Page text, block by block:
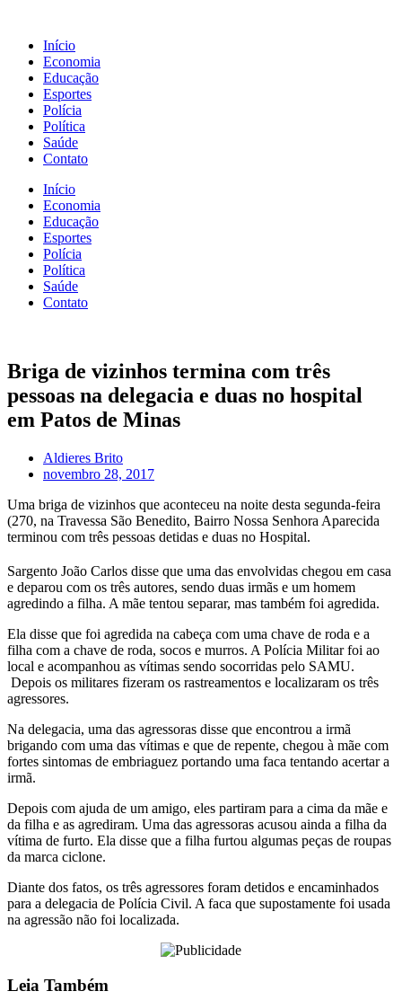
Início
Economia
Educação
Esportes
Polícia
Política
Saúde
Contato
Início
Economia
Educação
Esportes
Polícia
Política
Saúde
Contato
Briga de vizinhos termina com três
pessoas na delegacia e duas no hospital
em Patos de Minas
Aldieres Brito
novembro 28, 2017
Uma briga de vizinhos que aconteceu na noite desta segunda-feira
(270, na Travessa São Benedito, Bairro Nossa Senhora Aparecida
terminou com três pessoas detidas e duas no Hospital.
Sargento João Carlos disse que uma das envolvidas chegou em casa
e deparou com os três autores, sendo duas irmãs e um homem
agredindo a filha. A mãe tentou separar, mas também foi agredida.
Ela disse que foi agredida na cabeça com uma chave de roda e a
filha com a chave de roda, socos e murros. A Polícia Militar foi ao
local e acompanhou as vítimas sendo socorridas pelo SAMU.
Depois os militares fizeram os rastreamentos e localizaram os três
agressores.
Na delegacia, uma das agressoras disse que encontrou a irmã
brigando com uma das vítimas e que de repente, chegou à mãe com
fortes sintomas de embriaguez portando uma faca tentando acertar a
irmã.
Depois com ajuda de um amigo, eles partiram para a cima da mãe e
da filha e as agrediram. Uma das agressoras acusou ainda a filha da
vítima de furto. Ela disse que a filha furtou algumas peças de roupas
da marca ciclone.
Diante dos fatos, os três agressores foram detidos e encaminhados
para a delegacia de Polícia Civil. A faca que supostamente foi usada
na agressão não foi localizada.
Leia Também